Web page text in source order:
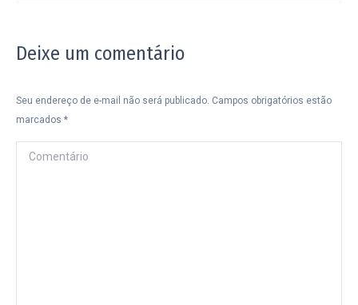
Deixe um comentário
Seu endereço de e-mail não será publicado. Campos obrigatórios estão
marcados *
Comentário